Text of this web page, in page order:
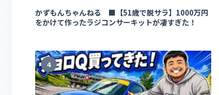
かずもんちゃんねる ■【51歳で脱サラ】1000万円
をかけて作ったラジコンサーキットが凄すぎた！
4